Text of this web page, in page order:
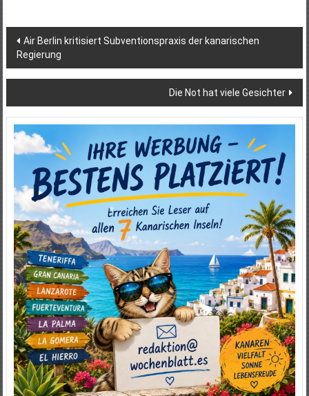
Beitragsnavigation
Air Berlin kritisiert Subventionspraxis der kanarischen
Regierung
Die Not hat viele Gesichter